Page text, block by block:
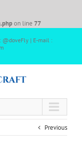
on line 77
@doveFly | E-mail :
Previous